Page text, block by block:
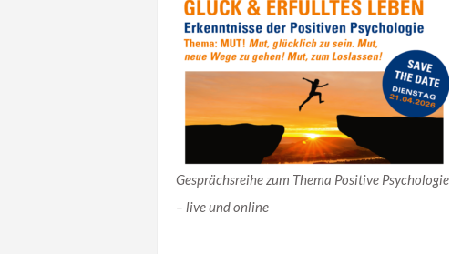
Gesprächsreihe zum Thema Positive Psychologie
– live und online